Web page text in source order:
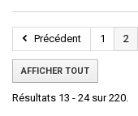
Précédent 1 2
AFFICHER TOUT
Résultats 13 - 24 sur 220.